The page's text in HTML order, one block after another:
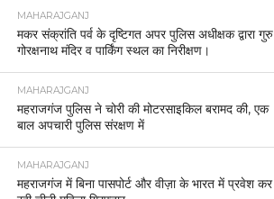
MAHARAJGANJ
मकर संक्रांति पर्व के दृष्टिगत अपर पुलिस अधीक्षक द्वारा गुरु
गोरक्षनाथ मंदिर व पार्किंग स्थल का निरीक्षण।
MAHARAJGANJ
महराजगंज पुलिस ने चोरी की मोटरसाइकिल बरामद की, एक
बाल अपचारी पुलिस संरक्षण में
MAHARAJGANJ
महराजगंज में बिना पासपोर्ट और वीज़ा के भारत में प्रवेश कर